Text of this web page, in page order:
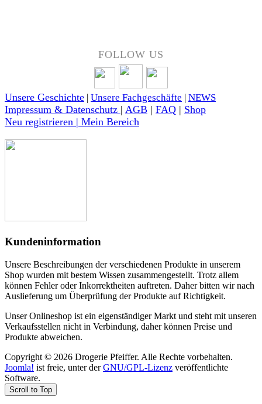
FOLLOW US
Unsere Geschichte Unsere Fachgeschäfte NEWS
Impressum & Datenschutz | AGB | FAQ | Shop
Neu registrieren | Mein Bereich
Kundeninformation
Unsere Beschreibungen der verschiedenen Produkte in unserem
Shop wurden mit bestem Wissen zusammengestellt. Trotz allem
können Fehler oder Inkorrektheiten auftreten. Daher bitten wir nach
Auslieferung um Überprüfung der Produkte auf Richtigkeit.
Unser Onlineshop ist ein eigenständiger Markt und steht mit unseren
Verkaufsstellen nicht in Verbindung, daher können Preise und
Produkte abweichen.
Copyright © 2026 Drogerie Pfeiffer. Alle Rechte vorbehalten.
Joomla! ist freie, unter derGNU/GPL-Lizenz veröffentlichte
Software.
Scroll to Top